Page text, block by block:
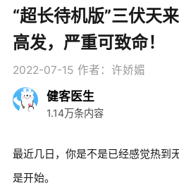
“超长待机版”三伏天
高发，严重可致命！
2022-07-15 作者：许娇媚
健客医生
1.14万条内容
最近几日，你是不是已经感觉热到
是开始。